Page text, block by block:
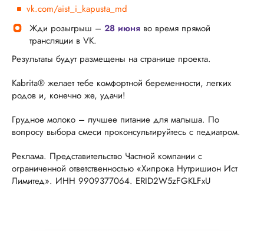
vk.com/aist_i_kapusta_md
Жди розыгрыш – 28 июня во время прямой
трансляции в VK.
Результаты будут размещены на странице проекта.
Kabrita® желает тебе комфортной беременности, легких
родов и, конечно же, удачи!
Грудное молоко – лучшее питание для малыша. По
вопросу выбора смеси проконсультируйтесь с педиатром.
Реклама. Представительство Частной компании с
ограниченной ответственностью «Хипрока Нутришион Ист
Лимитед». ИНН 9909377064. ERID2W5zFGKLFxU